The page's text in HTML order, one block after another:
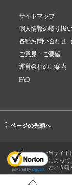
サイトマップ
個人情報の取り扱
各種お問い合わせ（
ご意見・ご要望
運営会社のご案内
FAQ
-
↑ ページの先頭へ
当サイト
によって
という暗